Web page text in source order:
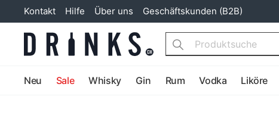
Kontakt Hilfe Über uns Geschäftskunden (B2B)
Search
Neu Sale Whisky Gin Rum Vodka Liköre